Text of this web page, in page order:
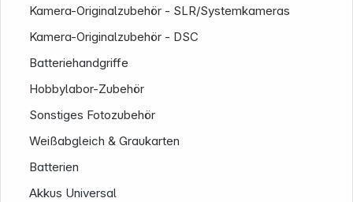
Kamera-Originalzubehör - SLR/Systemkameras
Kamera-Originalzubehör - DSC
Batteriehandgriffe
Hobbylabor-Zubehör
Sonstiges Fotozubehör
Weißabgleich & Graukarten
Batterien
Akkus Universal